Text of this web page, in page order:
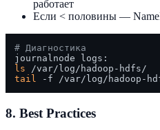
работает
Если < половины —
# Диагностика
ls
tail
8. Best Practices